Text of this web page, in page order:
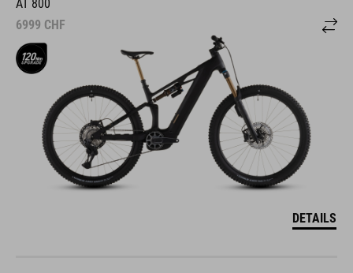
AT 800
6999 CHF
DETAILS